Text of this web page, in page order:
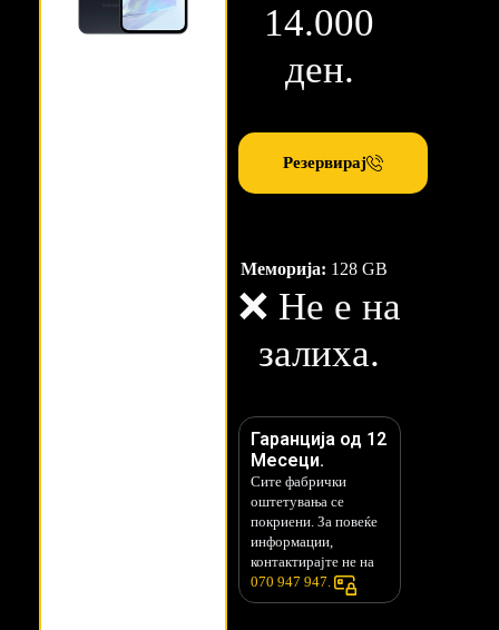
14.000
ден.
Резервирај
Меморија: 128 GB
❌ Не е на
залиха.
Гаранција од 12
Месеци.
Сите фабрички
оштетувања се
покриени. За повеќе
информации,
контактирајте не на
070 947 947.